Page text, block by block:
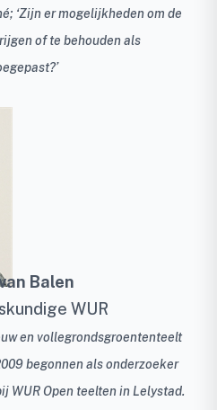
‘Zijn er mogelijkheden om de
of te behouden als
Balen
WUR
en vollegrondsgroententeelt
begonnen als onderzoeker
WUR Open teelten in Lelystad.